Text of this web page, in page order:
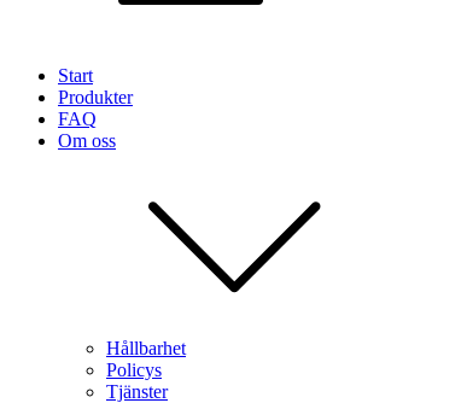
Start
Produkter
FAQ
Om oss
Hållbarhet
Policys
Tjänster